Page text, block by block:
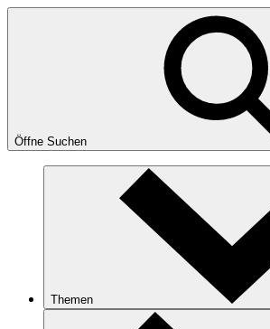
Öffne Suchen
Themen